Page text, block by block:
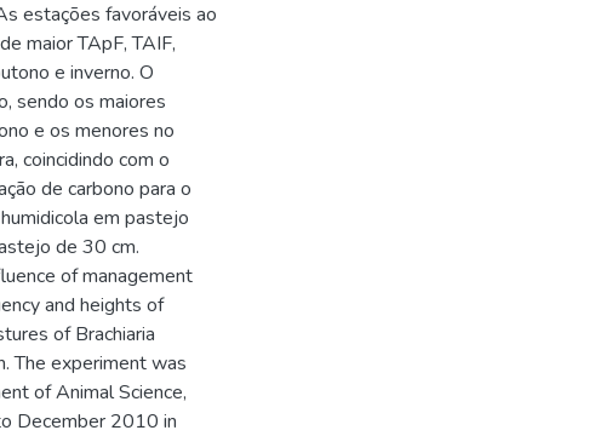
estações favoráveis ao
maior TApF, TAIF,
e inverno. O
sendo os maiores
e os menores no
coincidindo com o
de carbono para o
em pastejo
de 30 cm.
of management
and heights of
of Brachiaria
The experiment was
of Animal Science,
December 2010 in